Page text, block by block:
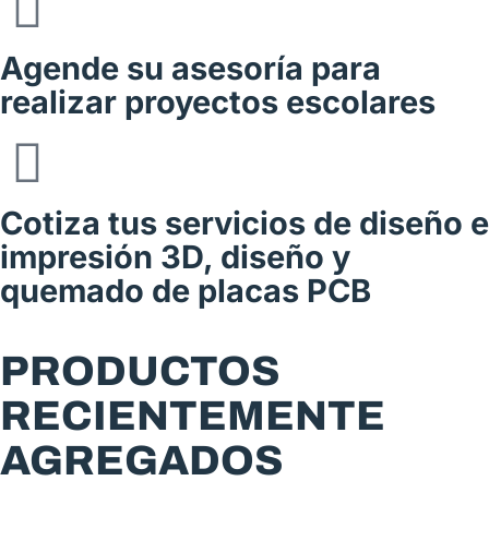
Agende su asesoría para
realizar proyectos escolares
Cotiza tus servicios de diseño e
impresión 3D, diseño y
quemado de placas PCB
PRODUCTOS
RECIENTEMENTE
AGREGADOS